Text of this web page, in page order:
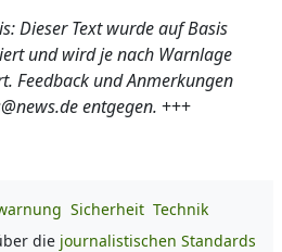
Dieser Text wurde auf Basis
und wird je nach Warnlage
Feedback und Anmerkungen
entgegen. +++
Sicherheit Technik
die journalistischen Standards